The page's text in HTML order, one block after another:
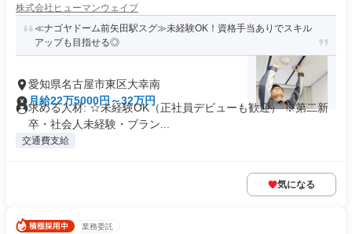
株式会社ヒューマンウェイブ
≪ナゴヤドーム前矢田駅スグ≫未経験OK！資格手当ありでスキル
アップも目指せる◎
愛知県名古屋市東区大幸南
月給22万5000円～32万円
求める人材: ☆未経験OK（正社員デビューも歓迎） ※第二新
卒・社会人未経験・ブラン...
交通費支給
気になる
業務委託